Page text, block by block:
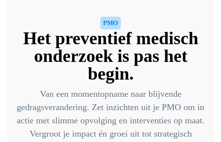
PMO
Het preventief medisch
onderzoek is pas het
begin.
Van een momentopname naar blijvende
gedragsverandering. Zet inzichten uit je PMO om in
actie met slimme opvolging en interventies op maat.
Vergroot je impact én groei uit tot strategisch